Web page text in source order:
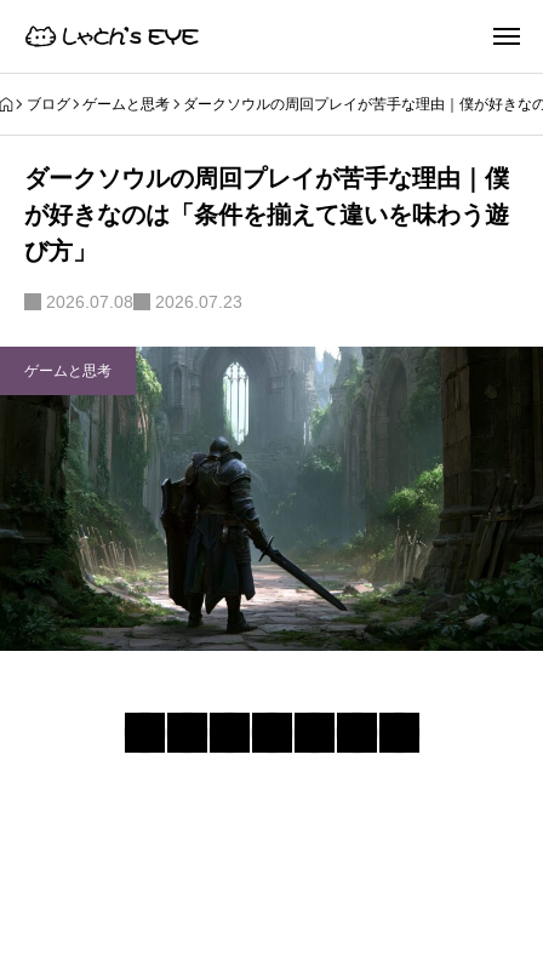
ブログ ゲームと思考 ダークソウルの周回プレイが苦手な理由｜僕が好きな
ダークソウルの周回プレイが苦手な理由｜僕
が好きなのは「条件を揃えて違いを味わう遊
び方」
2026.07.08 2026.07.23
ゲームと思考